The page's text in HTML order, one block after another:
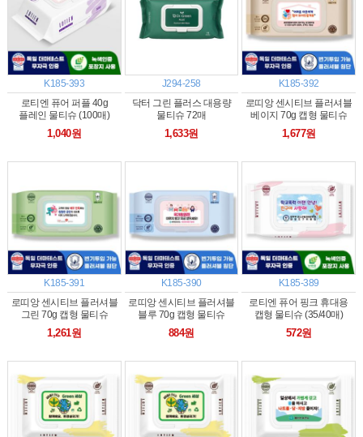
K185-393
로티엔 퓨어 퍼플 40g
플레인 물티슈 (100매)
1,040원
J294-258
닥터 그린 플러스 대용량
물티슈 72매
1,633원
K185-392
로띠앙 센시티브 플러셔블
베이지 70g 캡형 물티슈
(80매)
1,677원
K185-391
로띠앙 센시티브 플러셔블
그린 70g 캡형 물티슈
(60매)
1,261원
K185-390
로띠앙 센시티브 플러셔블
블루 70g 캡형 물티슈
(40매)
884원
K185-389
로티엔 퓨어 핑크 휴대용
캡형 물티슈 (35/40매)
572원